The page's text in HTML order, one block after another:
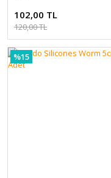
102,00 TL
120,00 TL
%15